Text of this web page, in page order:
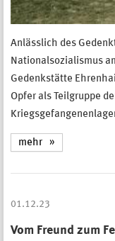
Anlässlich des
Nationalsozialismus
Gedenkstätte
Opfer als Teilgruppe
mehr
01.12.23
Vom Freund zum